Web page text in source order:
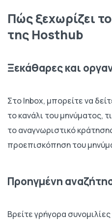
Πώς ξεχωρίζει
της Hosthub
Ξεκάθαρες και
Στο Inbox, μπορείτε να
το κανάλι του μηνύματος,
το αναγνωριστικό
προεπισκόπηση του
Προηγμένη
Βρείτε γρήγορα